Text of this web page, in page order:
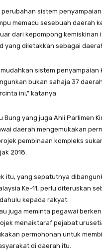
perubahan sistem
memacu sesebuah daerah
dari kepompong kemiskinan
yang diletakkan sebagai
sistem penyampaian
bukan sahaja 37
ini,” katanya
Bung yang juga Ahli Parlimen
daerah mengemukakan
pembinaan kompleks
2018.
itu, yang sepatutnya
Ke-11, perlu diteruskan
kepada rakyat.
juga meminta pegawai
menaiktaraf pejabat
permohonan untuk
di daerah itu.